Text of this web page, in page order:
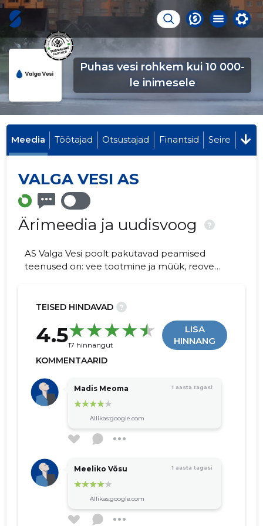
Puhas vesi rohkem kui 10 000-
le inimesele
Meedia Töötajad Otsustajad Finantsid Seire
VALGA VESI AS
Ärimeedia ja uudisvoog ?
AS Valga Vesi poolt pakutavad peamised
teenused on: vee tootmine ja müük, reovee
TEISED HINDAVAD ?
4.517 hinnangut
LISA
HINNANG
KOMMENTAARID
Madis Meoma 1 aasta tagasi
Allikas:google.com
Meeliko Võsu 1 aasta tagasi
Allikas:google.com